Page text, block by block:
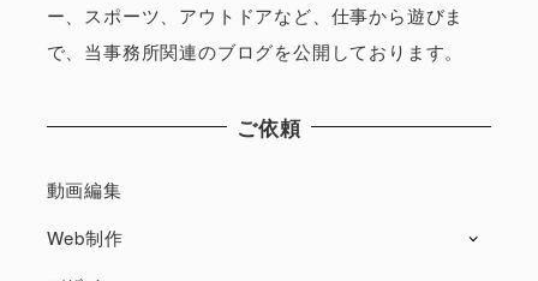
ー、スポーツ、アウトドアなど、仕事から遊びま
で、当事務所関連のブログを公開しております。
ご依頼
動画編集
Web制作